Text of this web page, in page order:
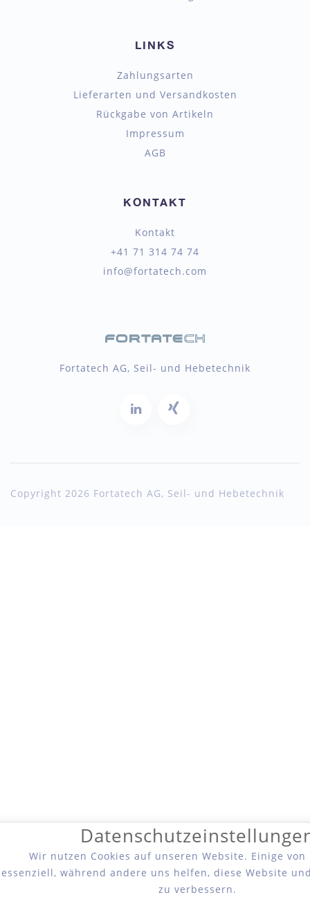
LINKS
Zahlungsarten
Lieferarten und Versandkosten
Rückgabe von Artikeln
Impressum
AGB
KONTAKT
Kontakt
+41 71 314 74 74
info@fortatech.com
Fortatech AG, Seil- und Hebetechnik
Copyright 2026 Fortatech AG, Seil- und Hebetechnik
Wir nutzen Cookies auf unseren Website. Einige
essenziell, während andere uns helfen, diese Website
zu verbessern.